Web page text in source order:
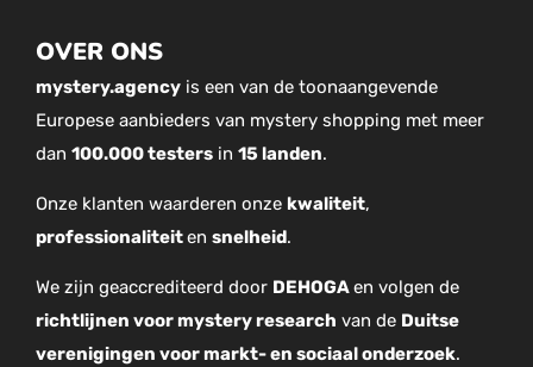
OVER ONS
mystery.agency is een van de toonaangevende
Europese aanbieders van mystery shopping met meer
dan 100.000 testers in 15 landen.
Onze klanten waarderen onze kwaliteit,
professionaliteiten snelheid.
We zijn geaccrediteerd door DEHOGAen volgen de
richtlijnen voor mystery research van de Duitse
verenigingen voor markt- en sociaal onderzoek.